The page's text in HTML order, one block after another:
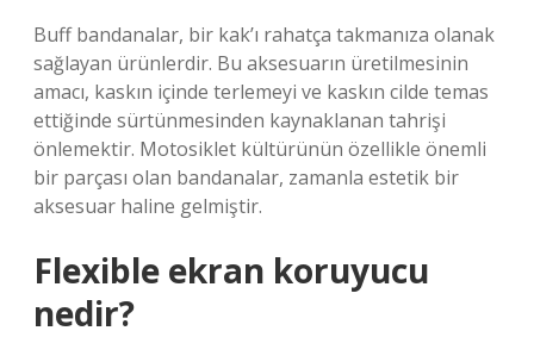
Buff bandanalar, bir kak’ı rahatça takmanıza olanak
sağlayan ürünlerdir. Bu aksesuarın üretilmesinin
amacı, kaskın içinde terlemeyi ve kaskın cilde temas
ettiğinde sürtünmesinden kaynaklanan tahrişi
önlemektir. Motosiklet kültürünün özellikle önemli
bir parçası olan bandanalar, zamanla estetik bir
aksesuar haline gelmiştir.
Flexible ekran koruyucu
nedir?